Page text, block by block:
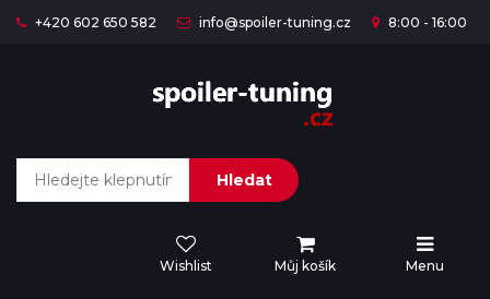
+420 602 650 582 info@spoiler-tuning.cz 8:00 - 16:00
Hledat
Wishlist Můj košík Menu